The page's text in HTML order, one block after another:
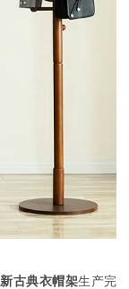
新古典衣帽架生产完